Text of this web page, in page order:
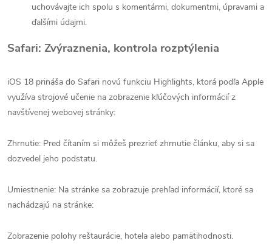
uchovávajte ich spolu s komentármi, dokumentmi, úpravami a
ďalšími údajmi.
Safari: Zvýraznenia, kontrola rozptýlenia
iOS 18 prináša do Safari novú funkciu Highlights, ktorá podľa Apple
využíva strojové učenie na zobrazenie kľúčových informácií z
navštívenej webovej stránky:
Zhrnutie: Pred čítaním si môžeš prezrieť zhrnutie článku, aby si sa
dozvedel jeho podstatu.
Umiestnenie: Na stránke sa zobrazuje prehľad informácií, ktoré sa
nachádzajú na stránke:
Zobrazenie polohy reštaurácie, hotela alebo pamätihodnosti.